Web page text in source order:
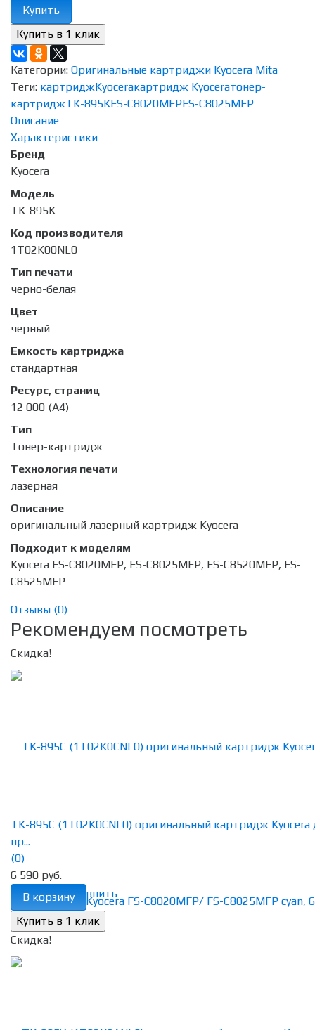
Купить
Категории: Оригинальные картриджи Kyocera Mita
Теги: картриджKyoceraкартридж Kyoceraтонер-
картриджTK-895KFS-C8020MFPFS-C8025MFP
Описание
Характеристики
Бренд
Kyocera
Модель
TK-895K
Код производителя
1T02K00NL0
Тип печати
черно-белая
Цвет
чёрный
Емкость картриджа
стандартная
Ресурс, страниц
12 000 (А4)
Тип
Тонер-картридж
Технология печати
лазерная
Описание
оригинальный лазерный картридж Kyocera
Подходит к моделям
Kyocera FS-C8020MFP, FS-C8025MFP, FS-C8520MFP, FS-
C8525MFP
Отзывы (0)
Рекомендуем посмотреть
Скидка!
избранное сравнить
TK-895C (1T02K0CNL0) оригинальный картридж Kyocera
пр...
(0)
6 590 руб.
В корзину
Скидка!